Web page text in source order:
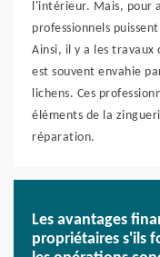
l'intérieur. Mais, pour
professionnels
Ainsi, il y a les
est souvent envahie
lichens. Ces
éléments de la
réparation.
Les avantages
propriétaires s'ils